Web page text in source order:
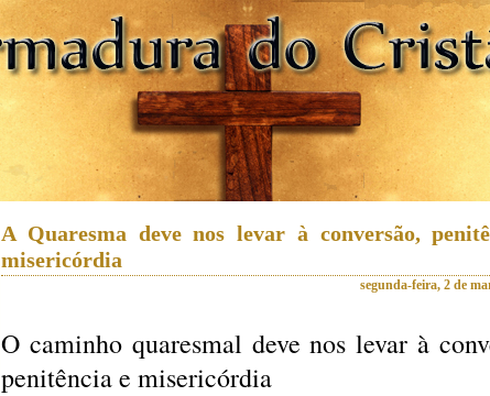
A Quaresma deve nos levar à conversão,
misericórdia
segunda-feira, 2 de
O caminho quaresmal deve nos levar à
penitência e misericórdia